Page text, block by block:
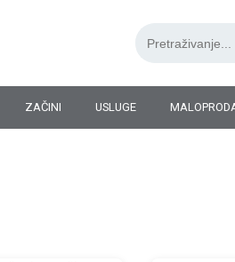
for:
ZAČINI USLUGE